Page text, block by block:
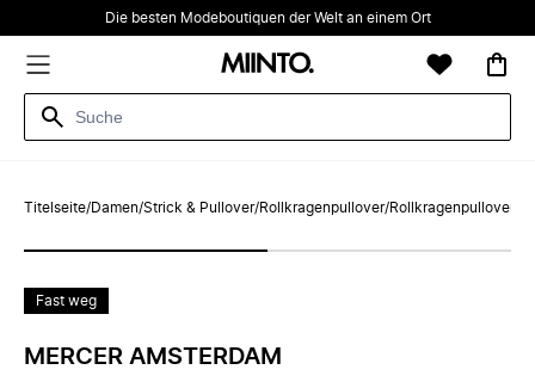
Die besten Modeboutiquen der Welt an einem Ort
Titelseite/Damen/Strick & Pullover/Rollkragenpullover/Rollkragenpullover
Fast weg
MERCER AMSTERDAM